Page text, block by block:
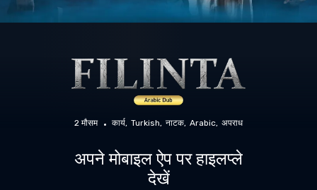
2 मौसम कार्य Turkish नाटक Arabic अपराध
अपने मोबाइल ऐप पर हाइलप्ले
देखें